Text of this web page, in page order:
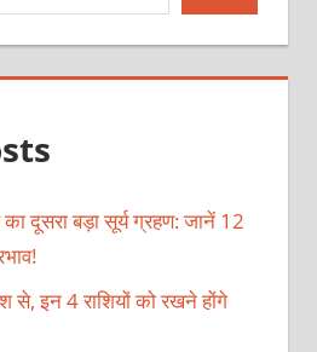
दूसरा बड़ा सूर्य ग्रहण: जानें 12
से, इन 4 राशियों को रखने होंगे